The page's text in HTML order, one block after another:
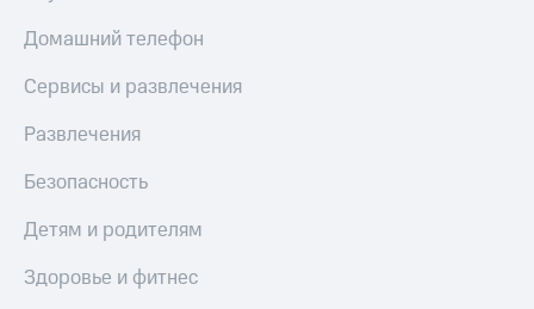
Домашний телефон
Сервисы и развлечения
Развлечения
Безопасность
Детям и родителям
Здоровье и фитнес